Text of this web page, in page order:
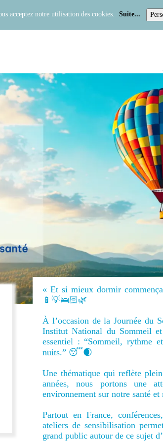
acceptez notre utilisation des cookies. Suite...
« Et si mieux dormir
📱💡🛌🏻🌿
À l’occasion de la Journée du
Institut National du Sommeil
essentiel : “Sommeil, rythme
nuits.” 😴🌒
Une thématique qui reflète
années, nous portons une
environnement sur notre santé
Partout en France,
ateliers de sensibilisation
grand public autour de ce sujet